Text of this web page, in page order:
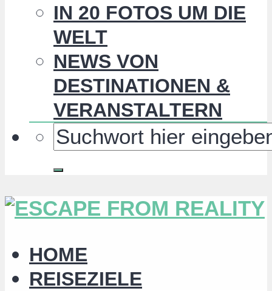
IN 20 FOTOS UM DIE
WELT
NEWS VON
DESTINATIONEN &
VERANSTALTERN
HOME
REISEZIELE